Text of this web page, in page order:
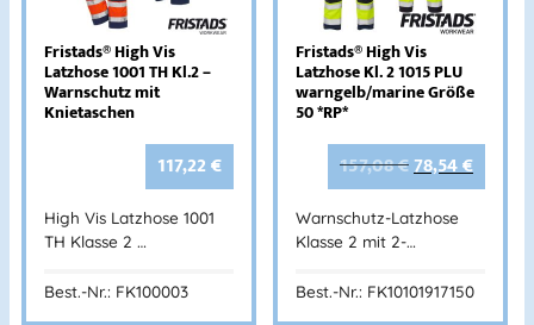
Fristads® High Vis
Latzhose 1001 TH Kl.2 –
Warnschutz mit
Knietaschen
117,22€
High Vis Latzhose 1001
TH Klasse 2 …
Best.-Nr.: FK100003
Fristads® High Vis
Latzhose Kl. 2 1015 PLU
warngelb/marine Größe
50 *RP*
157,08€78,54€
Warnschutz-Latzhose
Klasse 2 mit 2-…
Best.-Nr.: FK10101917150